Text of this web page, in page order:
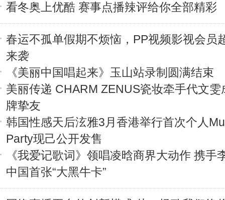
看冬奥上优酷 赛事点播辣评给你全部精彩
春运不孤单假期不烦恼，PP视频影视会员
来袭
《美丽中国唱起来》玉山站录制圆满结束
美丽传递 CHARM ZENUS瓷妆牵手代文雯
牌挚友
韩国性感天后泫雅3月香港举行首次个人
Party现己公开发售
《我爱记歌词》领唱凌晗商界大动作 携手
中国首张“大黑牛卡”